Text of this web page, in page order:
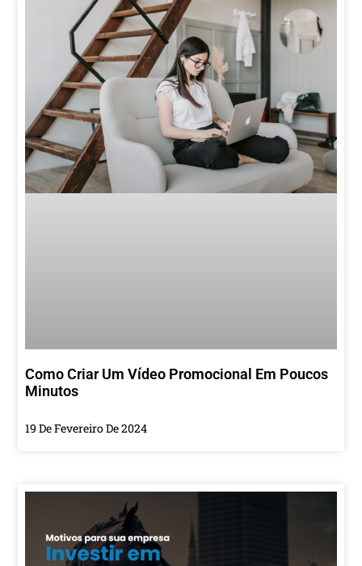
Como Criar Um Vídeo Promocional Em Poucos
Minutos
19 De Fevereiro De 2024